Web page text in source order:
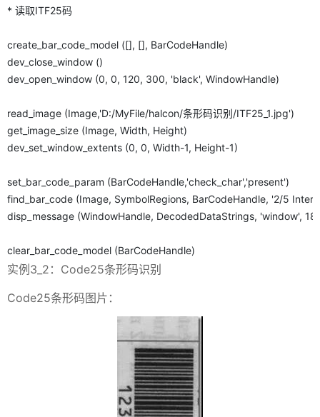
* 读取ITF25码
create_bar_code_model ([], [], BarCodeHandle)
dev_close_window ()
dev_open_window (0, 0, 120, 300, 'black', WindowHandle)
read_image (Image,'D:/MyFile/halcon/条形码识别/ITF25_1.jpg')
get_image_size (Image, Width, Height)
dev_set_window_extents (0, 0, Width-1, Height-1)
set_bar_code_param (BarCodeHandle,'check_char','present')
find_bar_code (Image, SymbolRegions, BarCodeHandle, '2/5
disp_message (WindowHandle, DecodedDataStrings, 'window',
clear_bar_code_model (BarCodeHandle)
实例3_2：Code25条形码识别
Code25条形码图片：